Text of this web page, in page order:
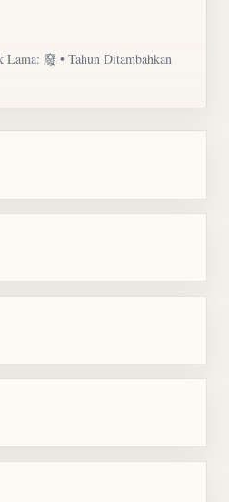
廢 • Tahun Ditambahkan